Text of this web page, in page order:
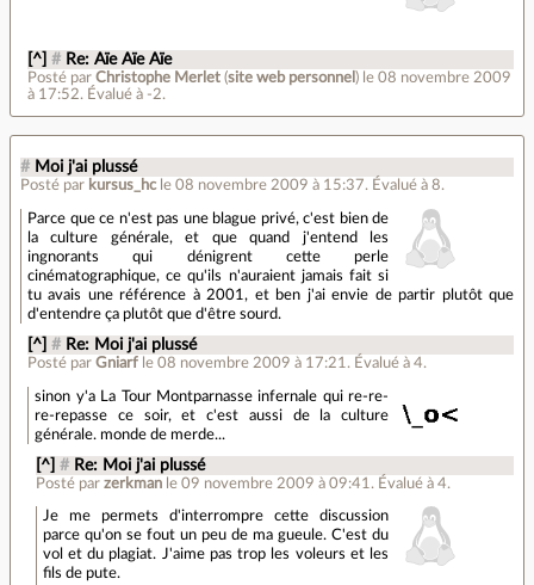
[^] # Re: Aïe Aïe Aïe
Posté parChristophe Merlet (site web personnel ) le 08 novembre 2009
à 17:52. Évalué à -2.
# Moi j'ai plussé
Posté par kursus_hc le 08 novembre 2009 à 15:37. Évalué à 8.
Parce que ce n'est pas une blague privé, c'est bien de
la culture générale, et que quand j'entend les
ingnorants qui dénigrent cette perle
cinématographique, ce qu'ils n'auraient jamais fait si
tu avais une référence à 2001, et ben j'ai envie de partir plutôt que
d'entendre ça plutôt que d'être sourd.
[^] # Re: Moi j'ai plussé
Posté parGniarf le 08 novembre 2009 à 17:21 . Évalué à4.
sinon y'a La Tour Montparnasse infernale qui re-re-
re-repasse ce soir, et c'est aussi de la culture
générale. monde de merde...
[^] # Re: Moi j'ai plussé
Posté par zerkman le 09 novembre 2009 à 09:41 . Évalué à 4.
Je me permets d'interrompre cette discussion
parce qu'on se fout un peu de ma gueule. C'est du
vol et du plagiat. J'aime pas trop les voleurs et les
fils de pute.